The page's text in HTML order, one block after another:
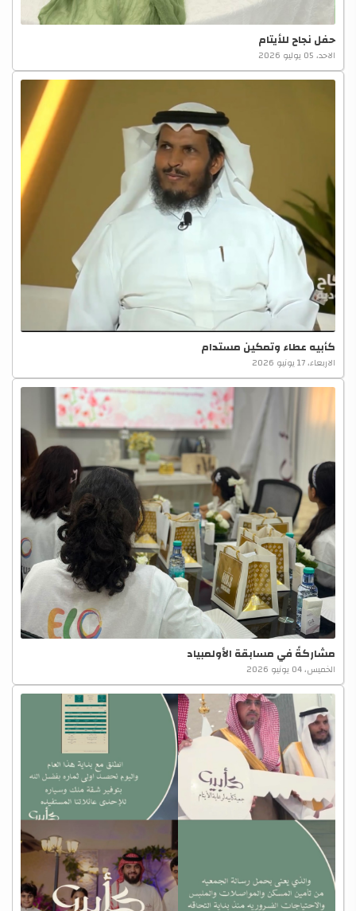
حفل نجاح للأيتام
الاحد، 05 يوليو 2026
كأبيه عطاء وتمكين مستدام
الاربعاء، 17 يونيو 2026
مشاركةً في مسابقة الأولمبياد
الخميس، 04 يونيو 2026